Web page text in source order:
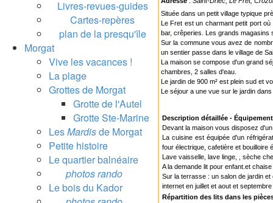
Livres-revues-guides
Cartes-repères
plan de la presqu'île
Morgat
Vive les vacances !
La plage
Grottes de Morgat
Grotte de l'Autel
Grotte Ste-Marine
LesMardisde Morgat
Petite histoire
Le quartier balnéaire
photos rando
Le bois du Kador
Située dans un petit village typique
Le Fret est un charmant petit port
bar, crêperies. Les grands magasins
Sur la commune vous avez de
un sentier passe dans le village de
La maison se compose d'un grand
chambres, 2 salles d'eau.
Le jardin de 900 m² est plein sud et
Le séjour a une vue sur le jardin
Description détaillée -
Devant la maison vous disposez
La cuisine est équipée d'un
four électrique, cafetière et bouilloire
Lave vaisselle, lave linge, , sèche
A la demande lit pour enfant.et
Sur la terrasse : un salon de jardin
internet en juillet et aout et septembre
Répartition des lits dans les